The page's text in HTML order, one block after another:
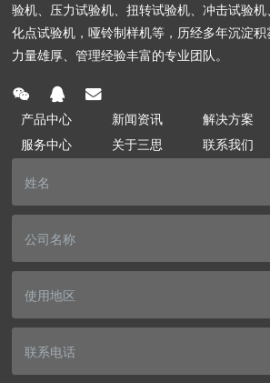
验机、压力试验机、扭转试验机、冲击试验
化点试验机，哑铃制样机等，历经多年沉淀
力量雄厚、管理经验丰富的专业团队。
产品中心 新闻资讯 解决方案
服务中心
关于三思 联系我们